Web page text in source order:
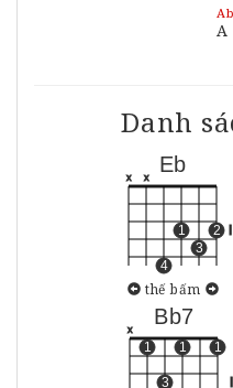
Ab
A
Danh
Eb
x x
4
1
3
2
thế bấm
Bb7
x
1
3
1 1